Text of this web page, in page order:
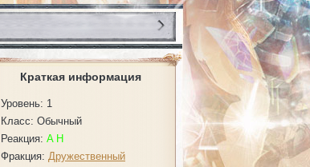
Краткая информация
Уровень: 1
Класс: Обычный
Реакция: A H
Фракция: Дружественный